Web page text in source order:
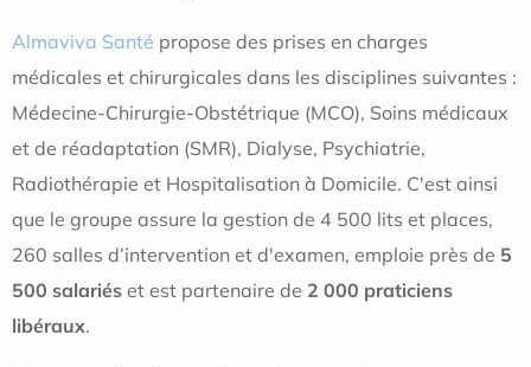
Almaviva Santé propose des prises en charges
médicales et chirurgicales dans les disciplines suivantes :
Médecine-Chirurgie-Obstétrique (MCO), Soins médicaux
et de réadaptation (SMR), Dialyse, Psychiatrie,
Radiothérapie et Hospitalisation à Domicile. C'est ainsi
que le groupe assure la gestion de 4 500 lits et places,
260 salles d’intervention et d'examen, emploie près de 5
500 salariés et est partenaire de 2 000 praticiens
libéraux.